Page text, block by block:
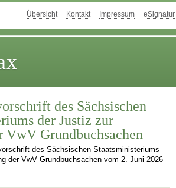
Übersicht Kontakt Impressum eSignatur
des Sächsischen
der Justiz zur
VwV Grundbuchsachen
des Sächsischen Staatsministeriums
der VwV Grundbuchsachen vom 2. Juni 2026